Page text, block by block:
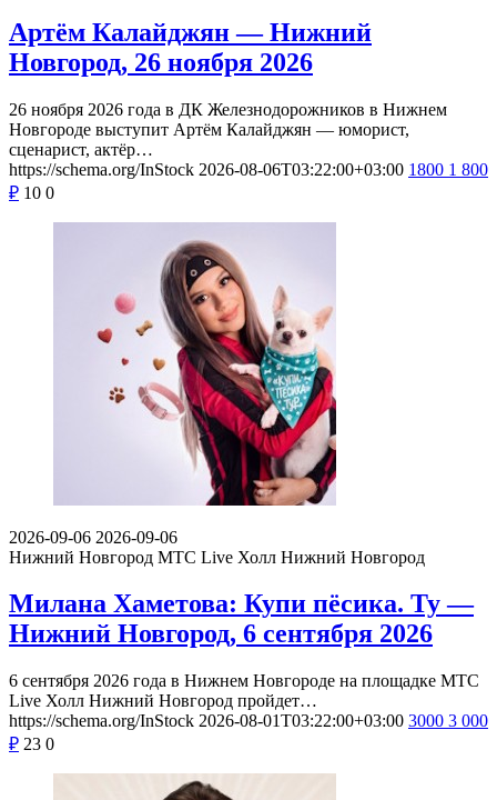
Артём Калайджян — Нижний
Новгород, 26 ноября 2026
26 ноября 2026 года в ДК Железнодорожников в Нижнем
Новгороде выступит Артём Калайджян — юморист,
сценарист, актёр…
https://schema.org/InStock 2026-08-06T03:22:00+03:00 1800 1 800
₽ 10 0
2026-09-06 2026-09-06
Нижний Новгород МТС Live Холл Нижний Новгород
Милана Хаметова: Купи пёсика. Ту —
Нижний Новгород, 6 сентября 2026
6 сентября 2026 года в Нижнем Новгороде на площадке МТС
Live Холл Нижний Новгород пройдет…
https://schema.org/InStock 2026-08-01T03:22:00+03:00 3000 3 000
₽ 23 0